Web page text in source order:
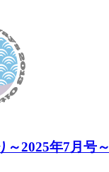
～2025年7月号～